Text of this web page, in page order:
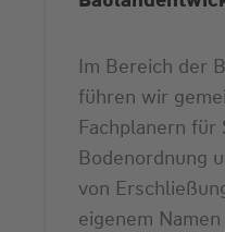
Im Bereich der
führen wir
Fachplanern für
Bodenordnung
von
eigenem